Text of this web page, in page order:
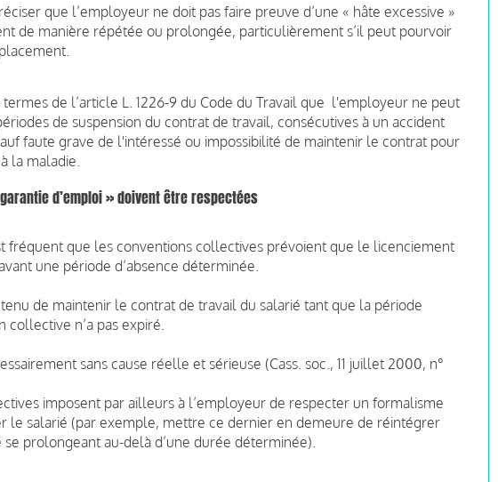
que l’employeur ne doit pas faire preuve d’une « hâte excessive »
de manière répétée ou prolongée, particulièrement s’il peut pourvoir
de l’article L. 1226-9 du Code du Travail que l'employeur ne peut
de suspension du contrat de travail, consécutives à un accident
faute grave de l'intéressé ou impossibilité de maintenir le contrat pour
la maladie.
d’emploi » doivent être respectées
fréquent que les conventions collectives prévoient que le licenciement
une période d’absence déterminée.
de maintenir le contrat de travail du salarié tant que la période
collective n’a pas expiré.
sans cause réelle et sérieuse (Cass. soc., 11 juillet 2000, n°
imposent par ailleurs à l’employeur de respecter un formalisme
le salarié (par exemple, mettre ce dernier en demeure de réintégrer
se prolongeant au-delà d’une durée déterminée).